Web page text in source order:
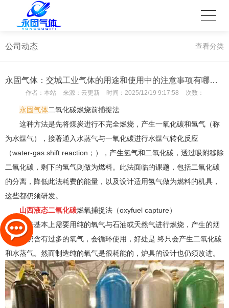
公司动态 查看分类
永固气体：交城工业气体的用途和使用中的注意事项有哪些？
作者： 本站 来源： 云更新 时间： 2025/12/19 9:17:58 次数：
永固气体二氧化碳燃烧前捕捉法
这种方法是先将煤炭进行不完全燃烧，产生一氧化碳和氢气（称
为水煤气），接著通入水蒸气与一氧化碳进行水煤气转化反应
（water-gas shift reaction；），产生氢气和二氧化碳，透过吸附移除
二氧化碳，剩下的氢气则做为燃料。此法面临的课题，包括二氧化碳
的分离，降低此法耗费的能量，以及设计适用氢气做为燃料的机具，
这些都仍须研发。
山西液态二氧化碳燃氧捕捉法（oxyfuel capture）
此法基本上需要用纯的氧气与石油或天然气进行燃烧，产生的烟
道气因仍含有过多的氧气，会循环使用，好处是 终只会产生二氧化碳
和水蒸气。然而制造纯的氧气是很耗能的，炉具的设计也仍须改进。